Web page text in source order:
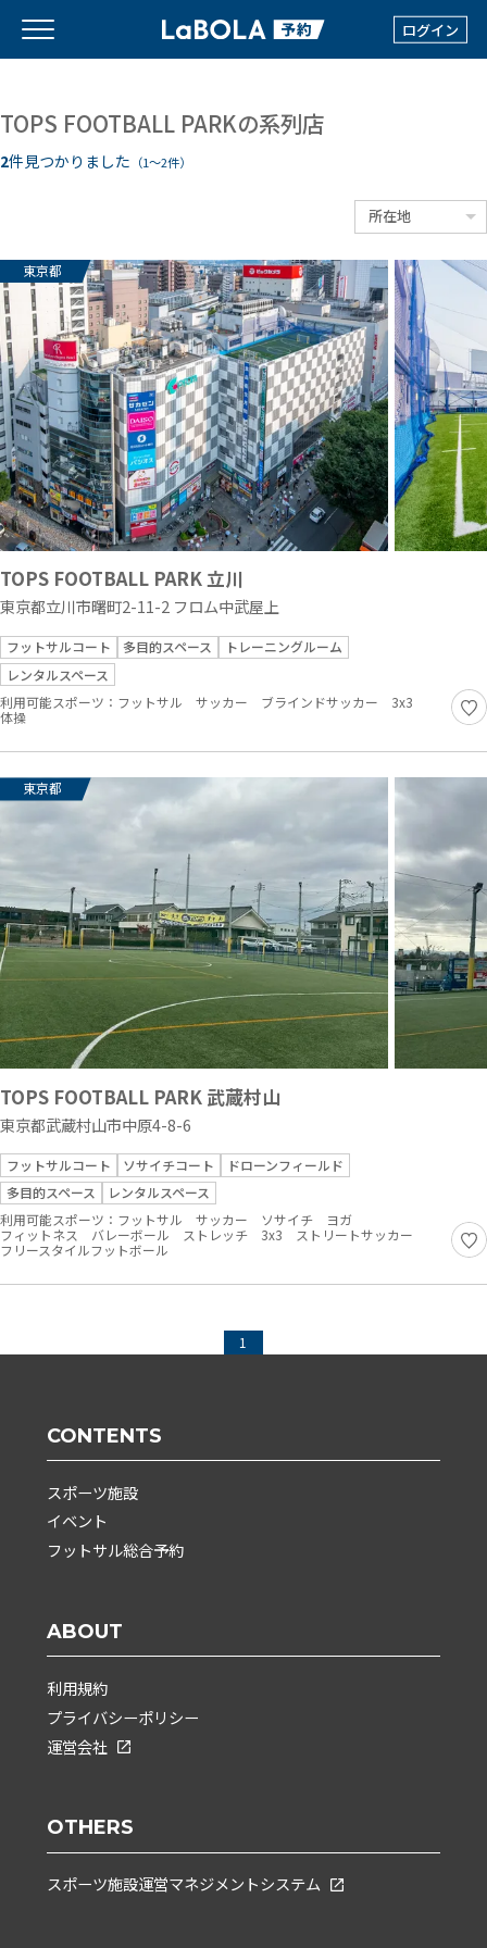
ログイン
TOPS FOOTBALL PARKの系列店
2件見つかりました （1〜2件）
東京都
TOPS FOOTBALL PARK 立川
東京都立川市曙町2-11-2 フロム中武屋上
フットサルコート 多目的スペース
トレーニングルーム
レンタルスペース
利用可能スポーツ： フットサル サッカー ブラインドサッカー
3x3
体操
東京都
TOPS FOOTBALL PARK 武蔵村山
東京都武蔵村山市中原4-8-6
フットサルコート ソサイチコート
ドローンフィールド
多目的スペース
レンタルスペース
利用可能スポーツ： フットサル サッカー ソサイチ
ヨガ
フィットネス
バレーボール ストレッチ 3x3
ストリートサッカー
フリースタイルフットボール
1
CONTENTS
スポーツ施設
イベント
フットサル総合予約
ABOUT
利用規約
プライバシーポリシー
運営会社
OTHERS
スポーツ施設運営マネジメントシステム